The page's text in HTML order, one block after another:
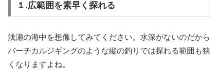
１.広範囲を素早く探れる
浅瀬の海中を想像してみてください。水深がないのだから
バーチカルジギングのような縦の釣りでは探れる範囲も狭
くなりますよね。